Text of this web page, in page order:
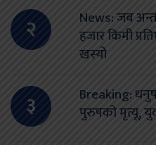
२
News: जब
हजार किमी
खस्यो
३
Breaking:
पुरुषको मृत्यू,